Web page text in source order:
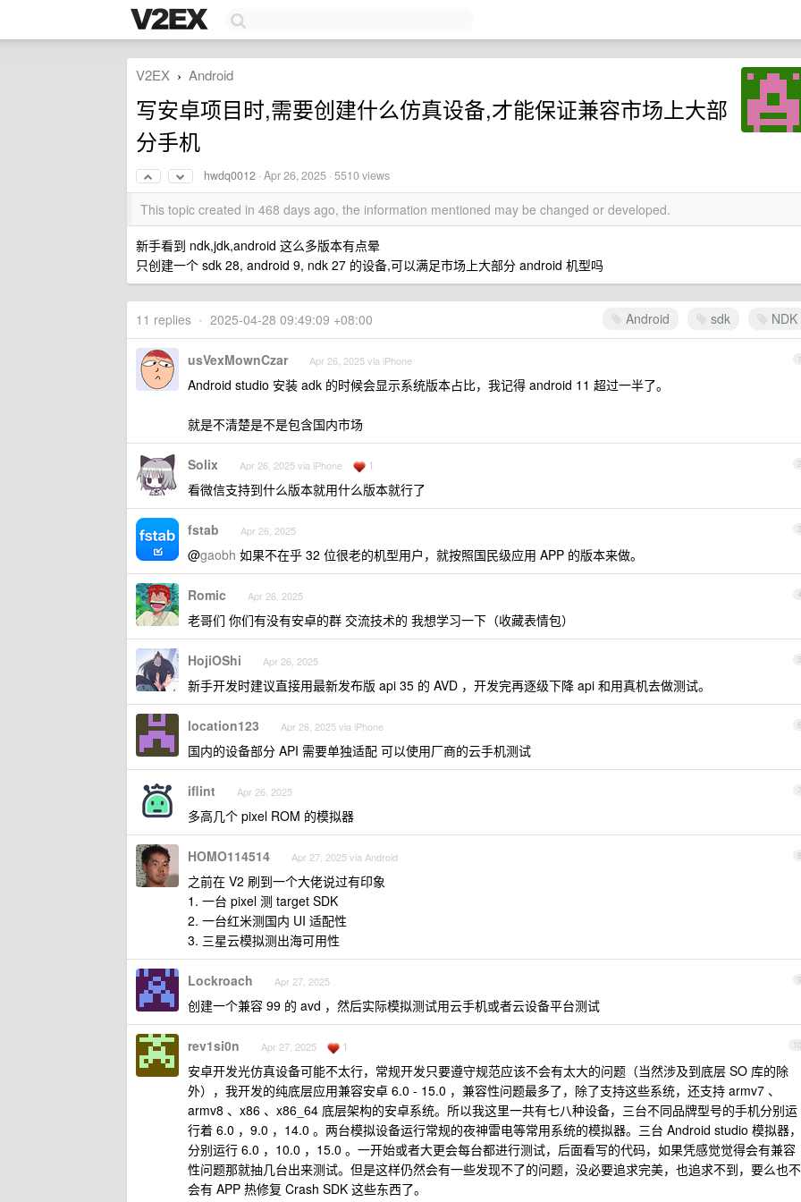
V2EX › Android
写安卓项目时,需要创建什么仿真设备,才能保证兼容市场上大部
分手机
hwdq0012 ·Apr 26, 2025 · 5510 views
This topic created in 468 days ago, the information mentioned may be changed or developed.
新手看到 ndk,jdk,android 这么多版本有点晕
只创建一个 sdk 28, android 9, ndk 27 的设备,可以满足市场上大部分 android 机型吗
Android sdk NDK
11 replies • 2025-04-28 09:49:09 +08:00
1
usVexMownCzar Apr 26, 2025 via iPhone
Android studio 安装 adk 的时候会显示系统版本占比，我记得 android 11 超过一半了。
就是不清楚是不是包含国内市场
2
Solix Apr 26, 2025 via iPhone 1
看微信支持到什么版本就用什么版本就行了
3
fstab Apr 26, 2025
@gaobh 如果不在乎 32 位很老的机型用户，就按照国民级应用 APP 的版本来做。
4
Romic Apr 26, 2025
老哥们 你们有没有安卓的群 交流技术的 我想学习一下（收藏表情包）
5
HojiOShi Apr 26, 2025
新手开发时建议直接用最新发布版 api 35 的 AVD ，开发完再逐级下降 api 和用真机去做测试。
6
location123 Apr 26, 2025 via iPhone
国内的设备部分 API 需要单独适配 可以使用厂商的云手机测试
7
iflint Apr 26, 2025
多高几个 pixel ROM 的模拟器
8
HOMO114514 Apr 27, 2025 via Android
之前在 V2 刷到一个大佬说过有印象
1. 一台 pixel 测 target SDK
2. 一台红米测国内 UI 适配性
3. 三星云模拟测出海可用性
9
Lockroach Apr 27, 2025
创建一个兼容 99 的 avd ，然后实际模拟测试用云手机或者云设备平台测试
10
rev1si0n Apr 27, 2025 1
安卓开发光仿真设备可能不太行，常规开发只要遵守规范应该不会有太大的问题（当然涉及到底层 SO 库的除
外），我开发的纯底层应用兼容安卓 6.0 - 15.0 ，兼容性问题最多了，除了支持这些系统，还支持 armv7 、
armv8 、x86 、x86_64 底层架构的安卓系统。所以我这里一共有七八种设备，三台不同品牌型号的手机分别运
行着 6.0 ，9.0 ，14.0 。两台模拟设备运行常规的夜神雷电等常用系统的模拟器。三台 Android studio 模拟器，
分别运行 6.0 ，10.0 ，15.0 。一开始或者大更会每台都进行测试，后面看写的代码，如果凭感觉觉得会有兼容
性问题那就抽几台出来测试。但是这样仍然会有一些发现不了的问题，没必要追求完美，也追求不到，要么也不
会有 APP 热修复 Crash SDK 这些东西了。